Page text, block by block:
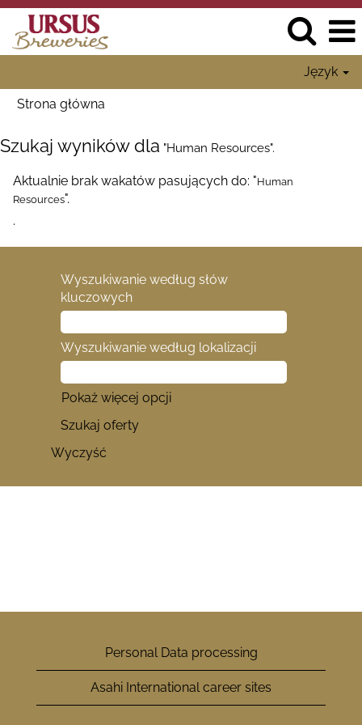
Język
Strona główna
Szukaj wyników dla "Human Resources".
Aktualnie brak wakatów pasujących do: "Human
Resources".
.
Wyszukiwanie według słów
kluczowych
Wyszukiwanie według lokalizacji
Pokaż więcej opcji
Wyczyść
Personal Data processing
Asahi International career sites